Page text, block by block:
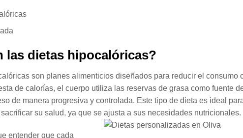
las dietas hipocalóricas?
son planes alimenticios diseñados para reducir el consumo
de calorías, el cuerpo utiliza las reservas de grasa como fuente
de manera progresiva y controlada. Este tipo de dieta es ideal
su salud, ya que se ajusta a sus necesidades nutricionales.
entender que cada